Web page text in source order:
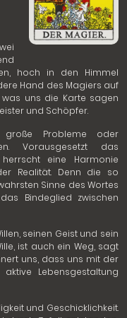
hoch in den Himmel
Hand des Magiers auf
uns die Karte sagen
und Schöpfer.
Probleme oder
Vorausgesetzt das
eine Harmonie
Realität. Denn die so
Sinne des Wortes
Bindeglied zwischen
seinen Geist und sein
ist auch ein Weg, sagt
uns, dass uns mit der
Lebensgestaltung
und Geschicklichkeit.